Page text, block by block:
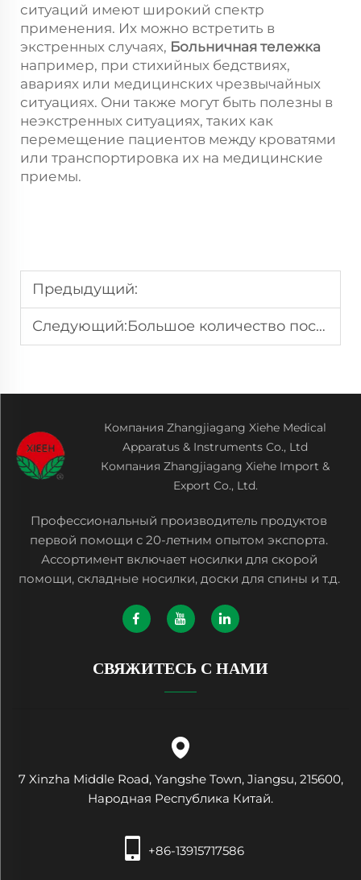
ситуаций имеют широкий спектр
применения. Их можно встретить в
экстренных случаях, Больничная тележка
например, при стихийных бедствиях,
авариях или медицинских чрезвычайных
ситуациях. Они также могут быть полезны в
неэкстренных ситуациях, таких как
перемещение пациентов между кроватями
или транспортировка их на медицинские
приемы.
Предыдущий:
Следующий:Большое количество поставщиков высококачественных алюминиевых спасательных носилок
Компания Zhangjiagang Xiehe Medical
Apparatus & Instruments Co., Ltd
Компания Zhangjiagang Xiehe Import &
Export Co., Ltd.
Профессиональный производитель продуктов
первой помощи с 20-летним опытом экспорта.
Ассортимент включает носилки для скорой
помощи, складные носилки, доски для спины и т.д.
СВЯЖИТЕСЬ С НАМИ
7 Xinzha Middle Road, Yangshe Town, Jiangsu, 215600,
Народная Республика Китай.
+86-13915717586